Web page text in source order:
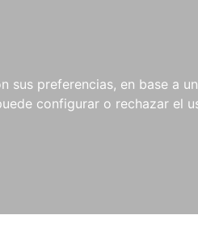
preferencias, en base a
configurar o rechazar el
NOVEDADES